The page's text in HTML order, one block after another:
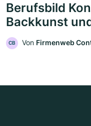
Berufsbild
Backkunst
CB Von Firmenweb